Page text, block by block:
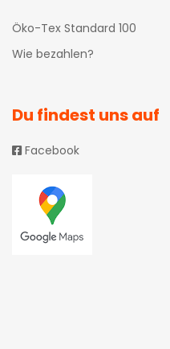
Öko-Tex Standard 100
Wie bezahlen?
Du findest uns auf
Facebook